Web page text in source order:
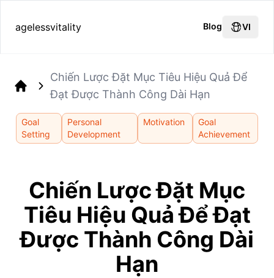
agelessvitality Blog VI
Chiến Lược Đặt Mục Tiêu Hiệu Quả Để
Đạt Được Thành Công Dài Hạn
Goal
Setting
Personal
Development
Motivation
Goal
Achievement
Chiến Lược Đặt Mục
Tiêu Hiệu Quả Để Đạt
Được Thành Công Dài
Hạn